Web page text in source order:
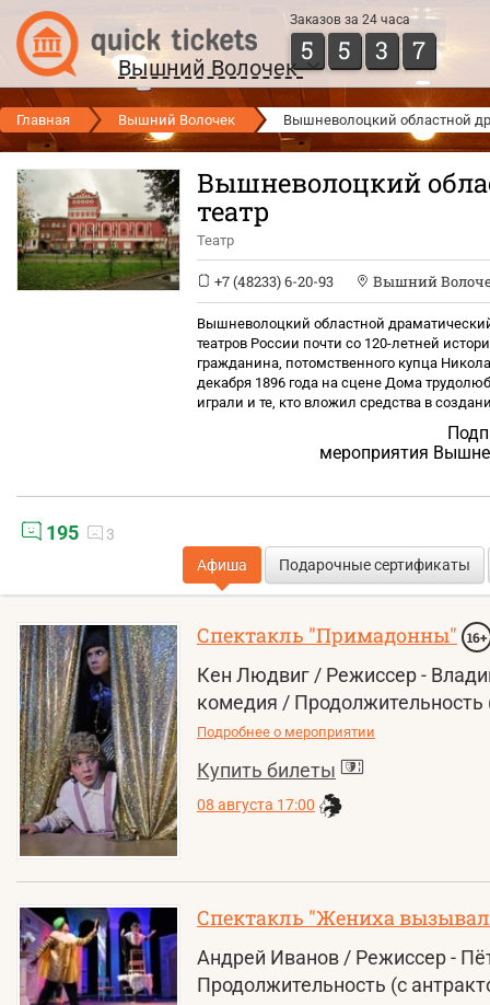
Вышний Волочек
Заказов за 24 часа
5 5 3 7
Главная Вышний Волочек Вышневолоцкий областной
Вышневолоцкий
театр
Театр
+7 (48233) 6-20-93 Вышний
Вышневолоцкий областной
театров России почти со 120-летней
гражданина, потомственного купца
декабря 1896 года на сцене Дома
играли и те, кто вложил средства в
мероприятия
195
3
Афиша
Подарочные сертификаты
Спектакль "Примадонны" 16+
Кен Людвиг / Режиссер -
комедия / Продолжительность
Подробнее о мероприятии
Купить билеты
08 августа 17:00
Спектакль "Жениха
Андрей Иванов / Режиссер -
Продолжительность (с